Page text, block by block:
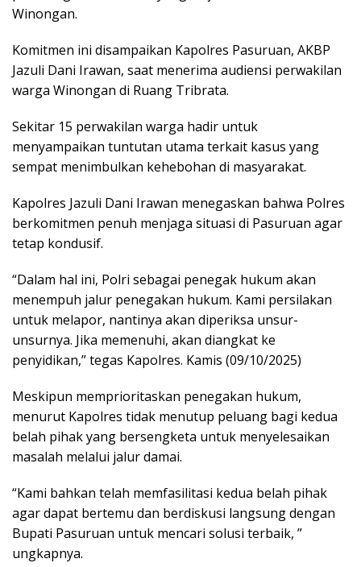
Winongan.
Komitmen ini disampaikan Kapolres Pasuruan, AKBP
Jazuli Dani Irawan, saat menerima audiensi perwakilan
warga Winongan di Ruang Tribrata.
Sekitar 15 perwakilan warga hadir untuk
menyampaikan tuntutan utama terkait kasus yang
sempat menimbulkan kehebohan di masyarakat.
Kapolres Jazuli Dani Irawan menegaskan bahwa Polres
berkomitmen penuh menjaga situasi di Pasuruan agar
tetap kondusif.
“Dalam hal ini, Polri sebagai penegak hukum akan
menempuh jalur penegakan hukum. Kami persilakan
untuk melapor, nantinya akan diperiksa unsur-
unsurnya. Jika memenuhi, akan diangkat ke
penyidikan,” tegas Kapolres. Kamis (09/10/2025)
Meskipun memprioritaskan penegakan hukum,
menurut Kapolres tidak menutup peluang bagi kedua
belah pihak yang bersengketa untuk menyelesaikan
masalah melalui jalur damai.
“Kami bahkan telah memfasilitasi kedua belah pihak
agar dapat bertemu dan berdiskusi langsung dengan
Bupati Pasuruan untuk mencari solusi terbaik, ”
ungkapnya.